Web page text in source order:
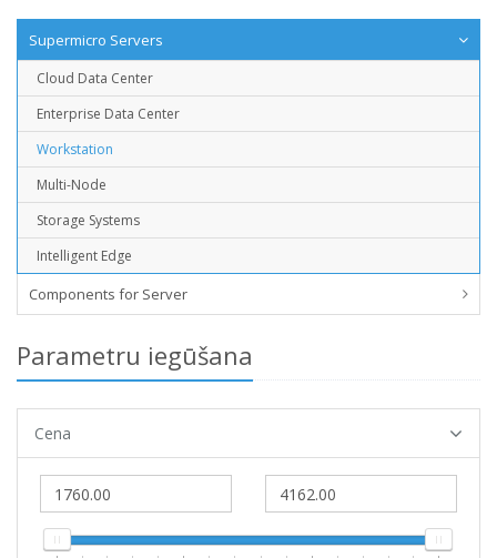
Supermicro Servers
Cloud Data Center
Enterprise Data Center
Workstation
Multi-Node
Storage Systems
Intelligent Edge
Components for Server
Parametru iegūšana
Cena